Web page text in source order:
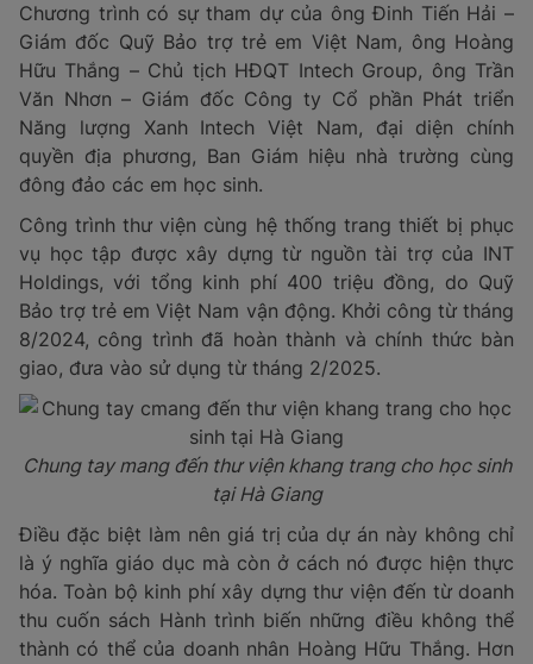
Chương trình có sự tham dự của ông Đinh Tiến Hải –
Giám đốc Quỹ Bảo trợ trẻ em Việt Nam, ông Hoàng
Hữu Thắng – Chủ tịch HĐQT Intech Group, ông Trần
Văn Nhơn – Giám đốc Công ty Cổ phần Phát triển
Năng lượng Xanh Intech Việt Nam, đại diện chính
quyền địa phương, Ban Giám hiệu nhà trường cùng
đông đảo các em học sinh.
Công trình thư viện cùng hệ thống trang thiết bị phục
vụ học tập được xây dựng từ nguồn tài trợ của INT
Holdings, với tổng kinh phí 400 triệu đồng, do Quỹ
Bảo trợ trẻ em Việt Nam vận động. Khởi công từ tháng
8/2024, công trình đã hoàn thành và chính thức bàn
giao, đưa vào sử dụng từ tháng 2/2025.
Chung tay mang đến thư viện khang trang cho học sinh
tại Hà Giang
Điều đặc biệt làm nên giá trị của dự án này không chỉ
là ý nghĩa giáo dục mà còn ở cách nó được hiện thực
hóa. Toàn bộ kinh phí xây dựng thư viện đến từ doanh
thu cuốn sách Hành trình biến những điều không thể
thành có thể của doanh nhân Hoàng Hữu Thắng. Hơn